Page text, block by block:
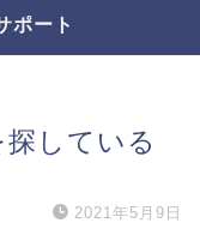
ポート
している
2021年5月9日